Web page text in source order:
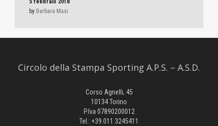
5 febbraio 2018
by Barbara Masi
Circolo della Stampa Sporting A.P.S. – A.S.D.
Corso Agnelli, 45
10134 Torino
P.Iva 07890200012
Tel.: +39.011.3245411